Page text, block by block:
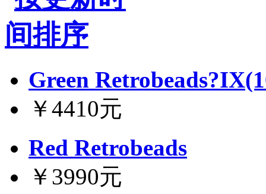
Green
￥4410元
Red Retrobeads
￥3990元